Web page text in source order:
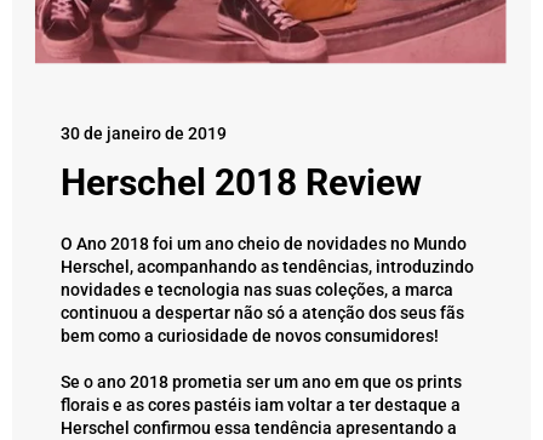
30 de janeiro de 2019
Herschel 2018 Review
O Ano 2018 foi um ano cheio de novidades no Mundo
Herschel, acompanhando as tendências, introduzindo
novidades e tecnologia nas suas coleções, a marca
continuou a despertar não só a atenção dos seus fãs
bem como a curiosidade de novos consumidores!
Se o ano 2018 prometia ser um ano em que os prints
florais e as cores pastéis iam voltar a ter destaque a
Herschel confirmou essa tendência apresentando a